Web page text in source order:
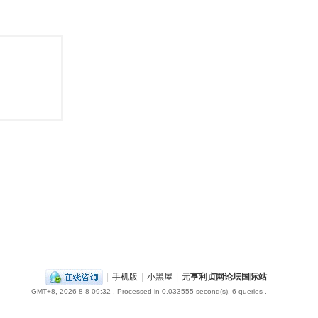
| 手机版 | 小黑屋 | 元亨利贞网论坛国际站
GMT+8, 2026-8-8 09:32 , Processed in 0.033555 second(s), 6 queries .